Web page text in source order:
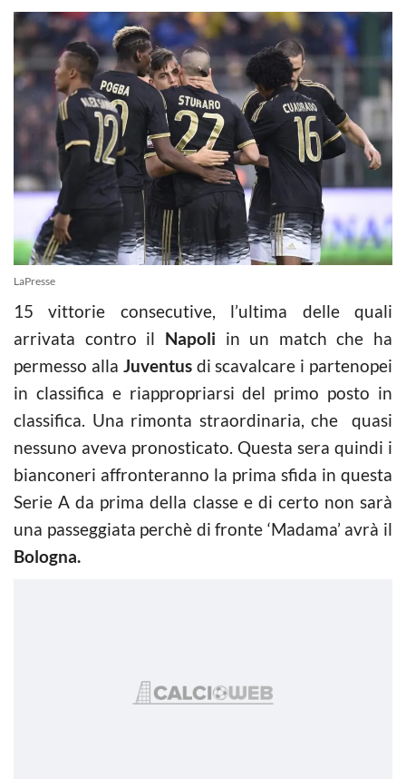
LaPresse
15 vittorie consecutive, l’ultima delle quali
arrivata contro il Napoli in un match che ha
permesso alla Juventusdi scavalcare i partenopei
in classifica e riappropriarsi del primo posto in
classifica. Una rimonta straordinaria, che quasi
nessuno aveva pronosticato. Questa sera quindi i
bianconeri affronteranno la prima sfida in questa
Serie A da prima della classe e di certo non sarà
una passeggiata perchè di fronte ‘Madama’ avrà il
Bologna.